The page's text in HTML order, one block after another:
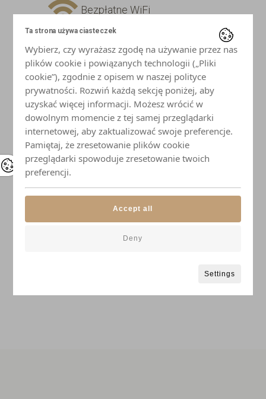
Bezpłatne WiFi
Lodówka
Płyta indukcyjna
Mikrofalówka
Czajnik
Naczynia i przybory kuchenne
Ta strona używa ciasteczek
Wybierz, czy wyrażasz zgodę na używanie przez nas
plików cookie i powiązanych technologii („Pliki
cookie”), zgodnie z opisem w naszej polityce
prywatności. Rozwiń każdą sekcję poniżej, aby
uzyskać więcej informacji. Możesz wrócić w
dowolnym momencie z tej samej przeglądarki
internetowej, aby zaktualizować swoje preferencje.
Pamiętaj, że zresetowanie plików cookie
przeglądarki spowoduje zresetowanie twoich
preferencji.
Settings
Deny
Accept all